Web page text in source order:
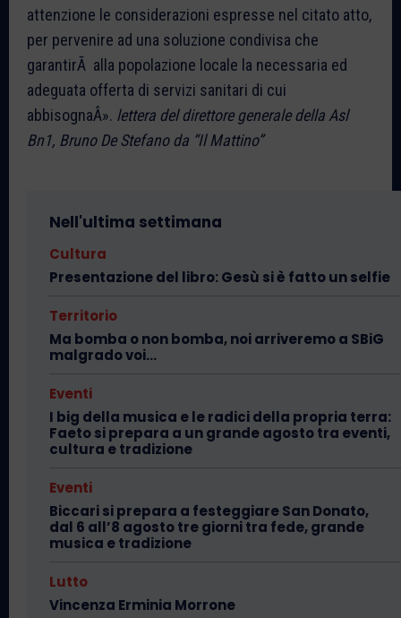
attenzione le considerazioni espresse nel citato atto,
per pervenire ad una soluzione condivisa che
garantirÃ alla popolazione locale la necessaria ed
adeguata offerta di servizi sanitari di cui
abbisognaÂ». lettera del direttore generale della Asl
Bn1, Bruno De Stefano da “Il Mattino”
Nell'ultima settimana
Cultura
Presentazione del libro: Gesù si è fatto un selfie
Territorio
Ma bomba o non bomba, noi arriveremo a SBiG
malgrado voi…
Eventi
I big della musica e le radici della propria terra:
Faeto si prepara a un grande agosto tra eventi,
cultura e tradizione
Eventi
Biccari si prepara a festeggiare San Donato,
dal 6 all’8 agosto tre giorni tra fede, grande
musica e tradizione
Lutto
Vincenza Erminia Morrone